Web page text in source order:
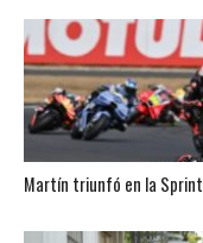
Martín triunfó en la Sprint